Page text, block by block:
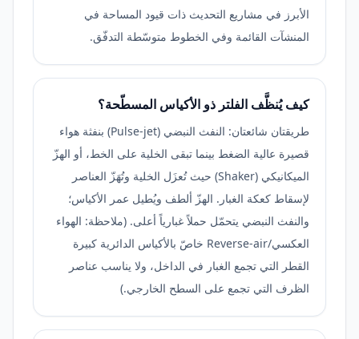
الأبرز في مشاريع التحديث ذات قيود المساحة في
المنشآت القائمة وفي الخطوط متوسّطة التدفّق.
كيف يُنظَّف الفلتر ذو الأكياس المسطّحة؟
طريقتان شائعتان: النفث النبضي (Pulse-jet) بنفثة هواء
قصيرة عالية الضغط بينما تبقى الخلية على الخط، أو الهزّ
الميكانيكي (Shaker) حيث تُعزَل الخلية وتُهَزّ العناصر
لإسقاط كعكة الغبار. الهزّ ألطف ويُطيل عمر الأكياس؛
والنفث النبضي يتحمّل حملاً غبارياً أعلى. (ملاحظة: الهواء
العكسي/Reverse-air خاصّ بالأكياس الدائرية كبيرة
القطر التي تجمع الغبار في الداخل، ولا يناسب عناصر
الظرف التي تجمع على السطح الخارجي.)